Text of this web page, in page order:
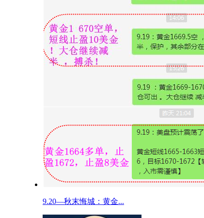
9.20—秋末悔城：黄金...